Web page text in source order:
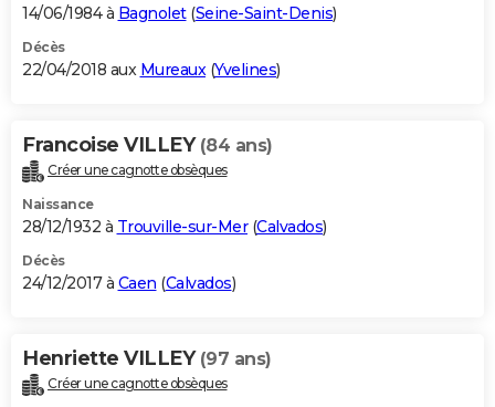
14/06/1984 à Bagnolet(Seine-Saint-Denis)
Décès
22/04/2018 aux Mureaux(Yvelines)
Francoise VILLEY (84 ans)
Créer une cagnotte obsèques
Naissance
28/12/1932 à Trouville-sur-Mer(Calvados)
Décès
24/12/2017 à Caen (Calvados)
Henriette VILLEY (97 ans)
Créer une cagnotte obsèques